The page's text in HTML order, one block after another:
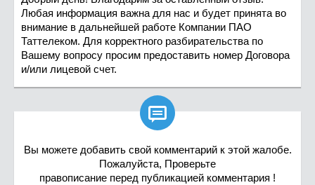
Любая информация важна для нас и будет принята во
внимание в дальнейшей работе Компании ПАО
Таттелеком. Для корректного разбирательства по
Вашему вопросу просим предоставить номер Договора
и/или лицевой счет.

Вы можете добавить свой комментарий к этой жалобе.
Пожалуйста, Проверьте
правописание перед публикацией комментария !